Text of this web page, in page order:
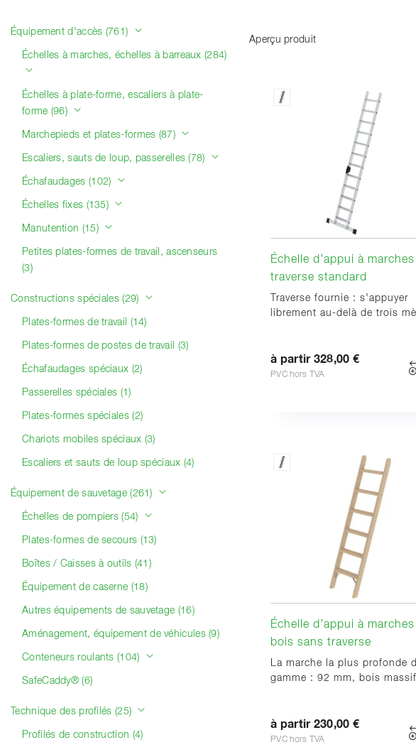
Catégories de produits
Équipement d'accès (761)
Échelles à marches, échelles à barreaux (284)
Échelles à plate-forme, escaliers à plate-
forme (96)
Marchepieds et plates-formes (87)
Escaliers, sauts de loup, passerelles (78)
Échafaudages (102)
Échelles fixes (135)
Manutention (15)
Petites plates-formes de travail, ascenseurs
(3)
Constructions spéciales (29)
Plates-formes de travail (14)
Plates-formes de postes de travail (3)
Échafaudages spéciaux (2)
Passerelles spéciales (1)
Plates-formes spéciales (2)
Chariots mobiles spéciaux (3)
Escaliers et sauts de loup spéciaux (4)
Équipement de sauvetage (261)
Échelles de pompiers (54)
Plates-formes de secours (13)
Boîtes / Caisses à outils (41)
Équipement de caserne (18)
Autres équipements de sauvetage (16)
Aménagement, équipement de véhicules (9)
Conteneurs roulants (104)
SafeCaddy® (6)
Technique des profilés (25)
Profilés de construction (4)
Aperçu produit
Échelle d’appui à
traverse standard
Traverse fournie : s'appuyer
librement au-delà de trois
à partir 328,00 €
PVC hors TVA
Échelle d’appui à marches
bois sans traverse
La marche la plus profonde
gamme : 92 mm, bois massif
à partir 230,00 €
PVC hors TVA